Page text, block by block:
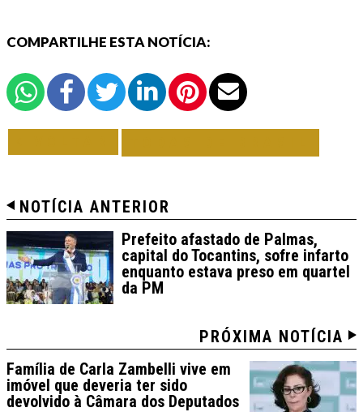
COMPARTILHE ESTA NOTÍCIA:
NOTÍCIA ANTERIOR
Prefeito afastado de Palmas,
capital do Tocantins, sofre infarto
enquanto estava preso em quartel
da PM
PRÓXIMA NOTÍCIA
Família de Carla Zambelli vive em
imóvel que deveria ter sido
devolvido à Câmara dos Deputados